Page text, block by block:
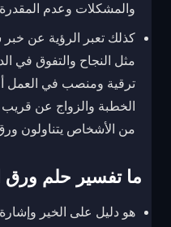
والمشكلات وعدم
كذلك تعبر الرؤية عن
مثل النجاح والتفوق في
ترقية ومنصب في العمل
الخطبة والزواج عن قريب
من الأشخاص يتناولون
ما تفسير حلم ورق
هو دليل على الخير